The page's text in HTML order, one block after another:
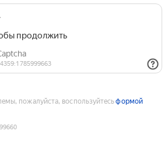
пожалуйста, воспользуйтесьформой